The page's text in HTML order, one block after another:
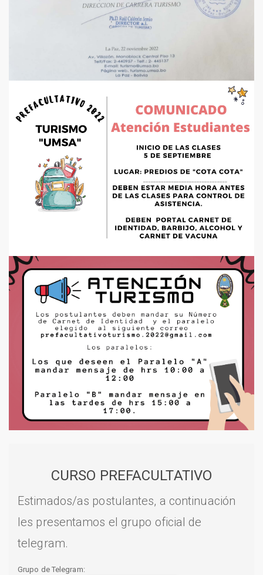
CURSO PREFACULTATIVO
Estimados/as postulantes, a continuación
les presentamos el grupo oficial de
telegram.
Grupo de Telegram: